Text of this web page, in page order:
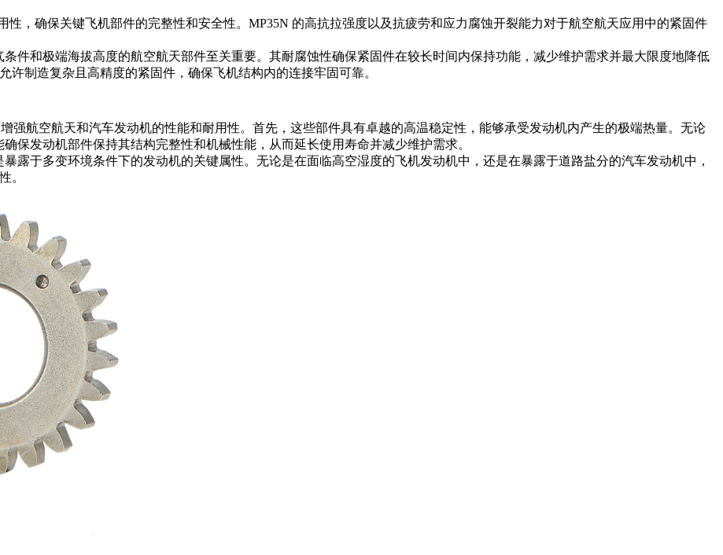
，确保关键飞机部件的完整性和安全性。MP35N 的高抗拉强度以及抗疲劳和应力腐蚀开裂能力对于航空航天应用中的紧固件
件和极端海拔高度的航空航天部件至关重要。其耐腐蚀性确保紧固件在较长时间内保持功能，减少维护需求并最大限度地降低
制造复杂且高精度的紧固件，确保飞机结构内的连接牢固可靠。
强航空航天和汽车发动机的性能和耐用性。首先，这些部件具有卓越的高温稳定性，能够承受发动机内产生的极端热量。无论
保发动机部件保持其结构完整性和机械性能，从而延长使用寿命并减少维护需求。
露于多变环境条件下的发动机的关键属性。无论是在面临高空湿度的飞机发动机中，还是在暴露于道路盐分的汽车发动机中，
。